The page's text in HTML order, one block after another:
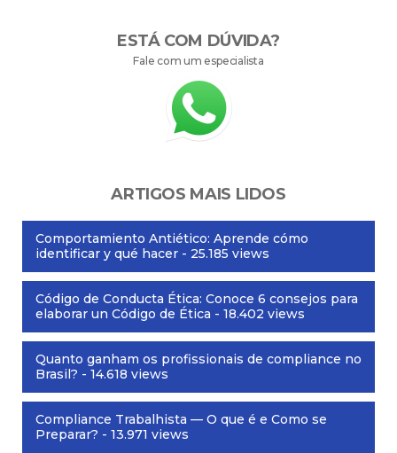
ESTÁ COM DÚVIDA?
Fale com um especialista
ARTIGOS MAIS LIDOS
Comportamiento Antiético: Aprende cómo
identificar y qué hacer - 25.185 views
Código de Conducta Ética: Conoce 6 consejos para
elaborar un Código de Ética - 18.402 views
Quanto ganham os profissionais de compliance no
Brasil? - 14.618 views
Compliance Trabalhista — O que é e Como se
Preparar? - 13.971 views